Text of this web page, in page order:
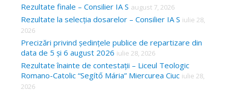
Rezultate finale – Consilier IA S august 7, 2026
Rezultate la selecția dosarelor – Consilier IA S iulie 28,
2026
Precizări privind ședințele publice de repartizare din
data de 5 și 6 august 2026 iulie 28, 2026
Rezultate înainte de contestații – Liceul Teologic
Romano-Catolic “Segítő Mária” Miercurea Ciuc iulie 28,
2026